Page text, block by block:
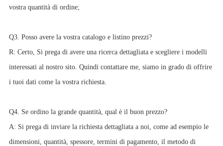
vostra quantità di ordine;
Q3. Posso avere la vostra catalogo e listino prezzi?
R: Certo, Si prega di avere una ricerca dettagliata e scegliere i modelli
interessati al nostro sito. Quindi contattare me, siamo in grado di offrire
i tuoi dati come la vostra richiesta.
Q4. Se ordino la grande quantità, qual è il buon prezzo?
A: Si prega di inviare la richiesta dettagliata a noi, come ad esempio le
dimensioni, quantità, spessore, termini di pagamento, il metodo di